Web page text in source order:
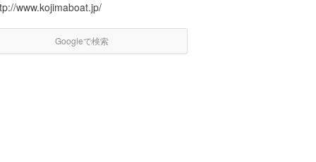
www.kojimaboat.jp/
Googleで検索